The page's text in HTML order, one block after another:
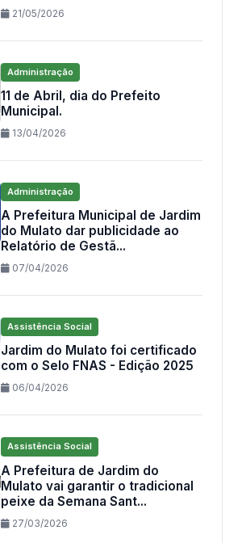
21/05/2026
Administração
11 de Abril, dia do Prefeito
Municipal.
13/04/2026
Administração
A Prefeitura Municipal de Jardim
do Mulato dar publicidade ao
Relatório de Gestã...
07/04/2026
Assistência Social
Jardim do Mulato foi certificado
com o Selo FNAS - Edição 2025
06/04/2026
Assistência Social
A Prefeitura de Jardim do
Mulato vai garantir o tradicional
peixe da Semana Sant...
27/03/2026